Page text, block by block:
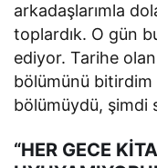
arkadaşlarımla
toplardık. O gün
ediyor. Tarihe
bölümünü
bölümüydü, şimdi
“HER GECE